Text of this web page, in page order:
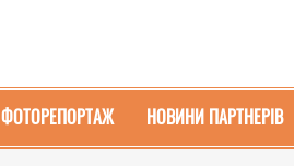
ФОТОРЕПОРТАЖ НОВИНИ ПАРТНЕРІВ